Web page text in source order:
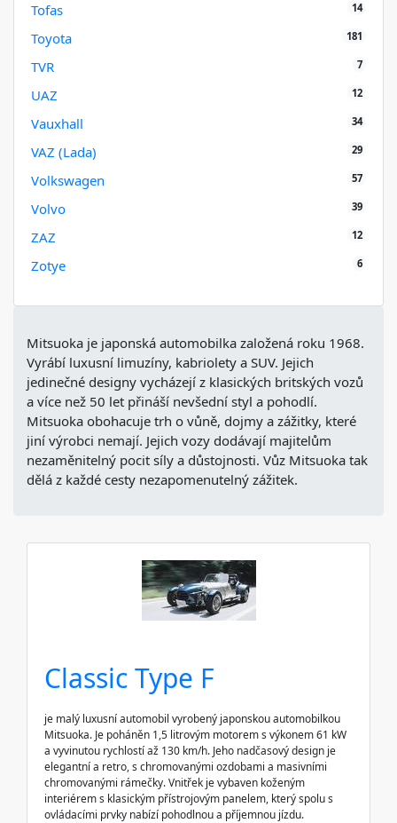
Tofas 14
Toyota 181
TVR 7
UAZ 12
Vauxhall 34
VAZ (Lada) 29
Volkswagen 57
Volvo 39
ZAZ 12
Zotye 6
Mitsuoka je japonská automobilka založená roku 1968.
Vyrábí luxusní limuzíny, kabriolety a SUV. Jejich
jedinečné designy vycházejí z klasických britských vozů
a více než 50 let přináší nevšední styl a pohodlí.
Mitsuoka obohacuje trh o vůně, dojmy a zážitky, které
jiní výrobci nemají. Jejich vozy dodávají majitelům
nezaměnitelný pocit síly a důstojnosti. Vůz Mitsuoka tak
dělá z každé cesty nezapomenutelný zážitek.
Classic Type F
je malý luxusní automobil vyrobený japonskou automobilkou
Mitsuoka. Je poháněn 1,5 litrovým motorem s výkonem 61 kW
a vyvinutou rychlostí až 130 km/h. Jeho nadčasový design je
elegantní a retro, s chromovanými ozdobami a masivními
chromovanými rámečky. Vnitřek je vybaven koženým
interiérem s klasickým přístrojovým panelem, který spolu s
ovládacími prvky nabízí pohodlnou a příjemnou jízdu.